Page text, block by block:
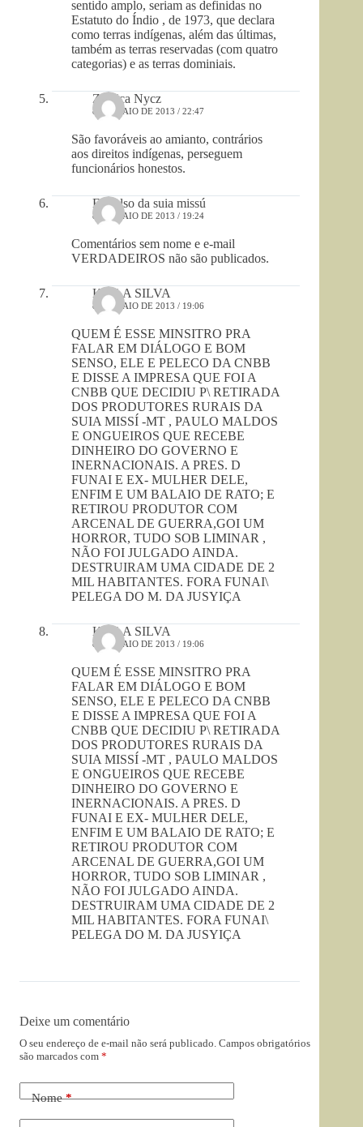
sentido amplo, seriam as definidas no
Estatuto do Índio , de 1973, que declara
como terras indígenas, além das últimas,
também as terras reservadas (com quatro
categorias) e as terras dominiais.
Zuleica Nycz
8 DE MAIO DE 2013 / 22:47
São favoráveis ao amianto, contrários
aos direitos indígenas, perseguem
funcionários honestos.
Expulso da suia missú
8 DE MAIO DE 2013 / 19:24
Comentários sem nome e e-mail
VERDADEIROS não são publicados.
KEILA SILVA
8 DE MAIO DE 2013 / 19:06
QUEM É ESSE MINSITRO PRA
FALAR EM DIÁLOGO E BOM
SENSO, ELE E PELECO DA CNBB
E DISSE A IMPRESA QUE FOI A
CNBB QUE DECIDIU P\ RETIRADA
DOS PRODUTORES RURAIS DA
SUIA MISSÍ -MT , PAULO MALDOS
E ONGUEIROS QUE RECEBE
DINHEIRO DO GOVERNO E
INERNACIONAIS. A PRES. D
FUNAI E EX- MULHER DELE,
ENFIM E UM BALAIO DE RATO; E
RETIROU PRODUTOR COM
ARCENAL DE GUERRA,GOI UM
HORROR, TUDO SOB LIMINAR ,
NÃO FOI JULGADO AINDA.
DESTRUIRAM UMA CIDADE DE 2
MIL HABITANTES. FORA FUNAI\
PELEGA DO M. DA JUSYIÇA
KEILA SILVA
8 DE MAIO DE 2013 / 19:06
QUEM É ESSE MINSITRO PRA
FALAR EM DIÁLOGO E BOM
SENSO, ELE E PELECO DA CNBB
E DISSE A IMPRESA QUE FOI A
CNBB QUE DECIDIU P\ RETIRADA
DOS PRODUTORES RURAIS DA
SUIA MISSÍ -MT , PAULO MALDOS
E ONGUEIROS QUE RECEBE
DINHEIRO DO GOVERNO E
INERNACIONAIS. A PRES. D
FUNAI E EX- MULHER DELE,
ENFIM E UM BALAIO DE RATO; E
RETIROU PRODUTOR COM
ARCENAL DE GUERRA,GOI UM
HORROR, TUDO SOB LIMINAR ,
NÃO FOI JULGADO AINDA.
DESTRUIRAM UMA CIDADE DE 2
MIL HABITANTES. FORA FUNAI\
PELEGA DO M. DA JUSYIÇA
Deixe um comentário
O seu endereço de e-mail não será publicado. Campos obrigatórios
são marcados com *
Nome*